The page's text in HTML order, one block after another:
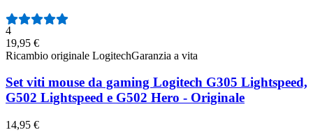
4
19,95 €
Ricambio originale LogitechGaranzia a vita
Set viti mouse da gaming Logitech G305 Lightspeed,
G502 Lightspeed e G502 Hero - Originale
14,95 €